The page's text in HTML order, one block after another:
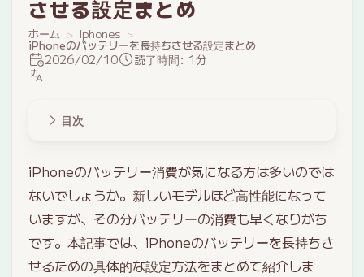
させる設定まとめ
ホーム Iphones
iPhoneのバッテリーを長持ちさせる設定まとめ
2026/02/10 読了時間: 1分
目次
iPhoneのバッテリー消費が気になる方は多いのでは
ないでしょうか。新しいモデルほど高性能になって
いますが、その分バッテリーの消費も早くなりがち
です。本記事では、iPhoneのバッテリーを長持ちさ
せるための具体的な設定方法をまとめて紹介しま